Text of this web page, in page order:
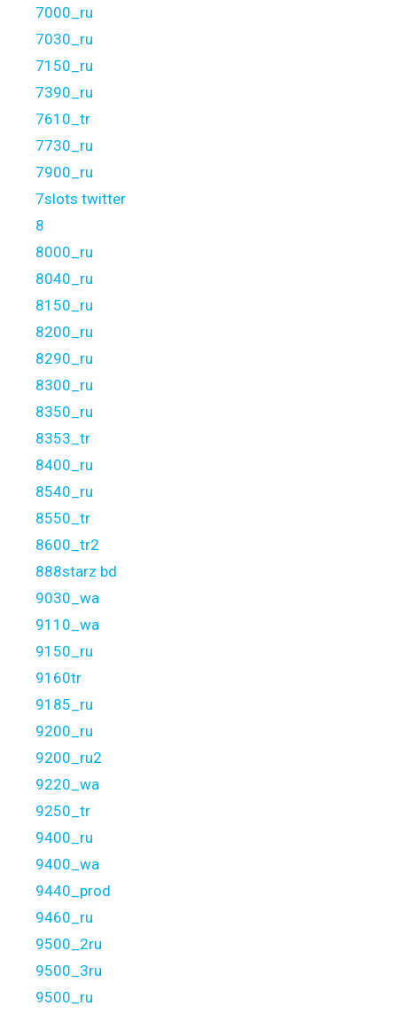
7000_ru
7030_ru
7150_ru
7390_ru
7610_tr
7730_ru
7900_ru
7slots twitter
8
8000_ru
8040_ru
8150_ru
8200_ru
8290_ru
8300_ru
8350_ru
8353_tr
8400_ru
8540_ru
8550_tr
8600_tr2
888starz bd
9030_wa
9110_wa
9150_ru
9160tr
9185_ru
9200_ru
9200_ru2
9220_wa
9250_tr
9400_ru
9400_wa
9440_prod
9460_ru
9500_2ru
9500_3ru
9500_ru